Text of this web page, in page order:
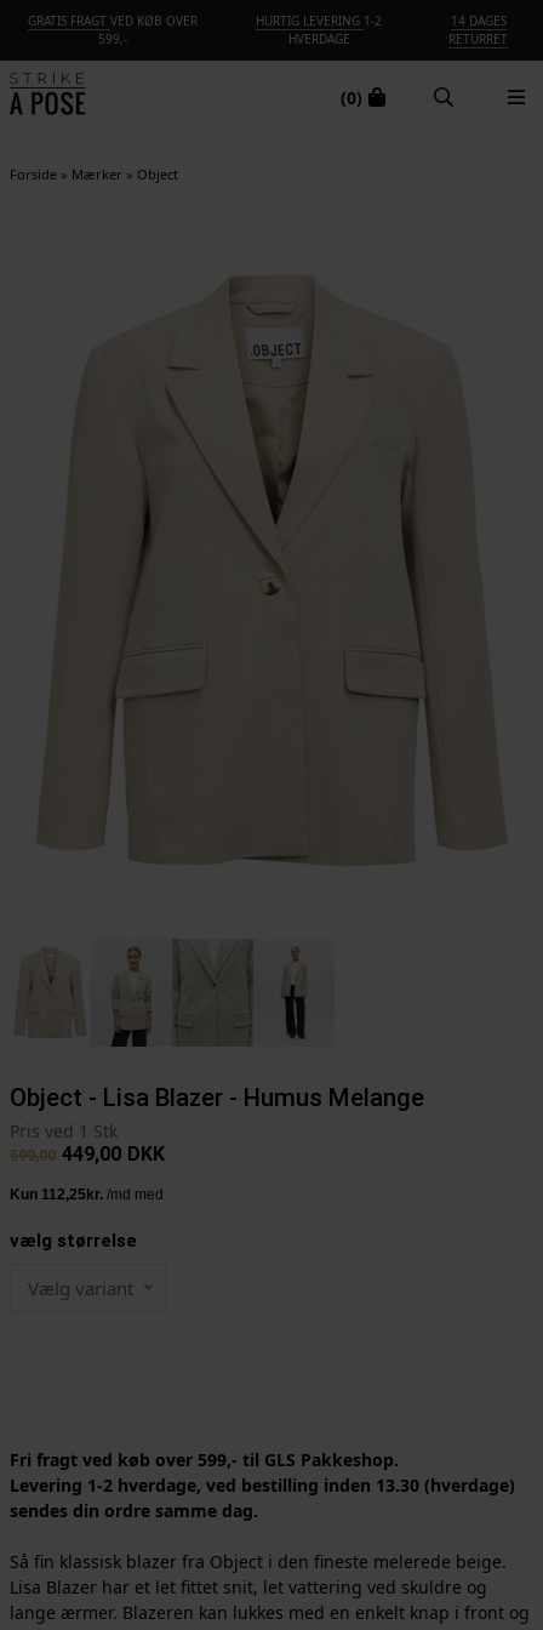
GRATIS FRAGT VED KØB OVER
599,-
HURTIG LEVERING 1-2
HVERDAGE
14 DAGES
RETURRET
(0)
Forside» Mærker » Object
Object - Lisa Blazer - Humus Melange
Pris ved 1 Stk
599,00 449,00 DKK
vælg størrelse
Vælg variant
Fri fragt ved køb over 599,- til GLS Pakkeshop.
Levering 1-2 hverdage, ved bestilling inden 13.30 (hverdage)
sendes din ordre samme dag.
Så fin klassisk blazer fra Object i den fineste melerede beige.
Lisa Blazer har et let fittet snit, let vattering ved skuldre og
lange ærmer. Blazeren kan lukkes med en enkelt knap i front og